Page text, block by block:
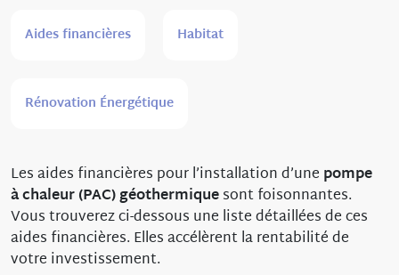
Aides financières Habitat
Rénovation Énergétique
Les aides financières pour l’installation d’une pompe
à chaleur (PAC) géothermiquesont foisonnantes.
Vous trouverez ci-dessous une liste détaillées de ces
aides financières. Elles accélèrent la rentabilité de
votre investissement.